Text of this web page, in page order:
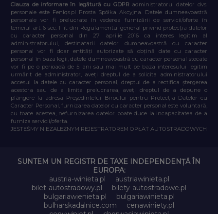
Clauza de informare în legătură cu GDPR administratorul datelor dvs.
personale este Feniqs.pl Prosta Spółka Akcyjna. Datele dumneavoastră
personale vor fi prelucrate în vederea furnizării de servicii/oferte în
temeiul art. 6 sec. 1 lit. din Regulamentul general privind protecția datelor
cu caracter personal din 27 aprilie 2016 ca interes legitim al
administratorului, destinatarii datelor dumneavoastră cu caracter
personal vor fi doar entități autorizate să obțină date cu caracter
personal în baza legii, datele dumneavoastră cu caracter personal stocate
vor fi pe o perioadă de 5 ani sau mai mult pe baza interesului legitim
urmărit de administrator, aveți dreptul de a solicita administratorului
accesul la datele cu caracter personal, dreptul de a rectifica ștergerea
acestora sau de a limita prelucrarea, aveți dreptul de a depune o
plângere la adresa Președintelui Biroului pentru Protecția Datelor cu
Caracter Personal, furnizarea datelor cu caracter personal este voluntară,
cu toate acestea, nefurnizarea datelor poate duce la incapacitatea de a
furniza servicii/oferta.
JESTEŚMY NIEZALEŻNYM REJESTRATOREM OPŁAT AUTOSTRADOWYCH
SUNTEM UN REGISTR DE TAXE INDEPENDENȚĂ ÎN
EUROPA:
austria-winieta.pl
austriawinieta.pl
bilet-autostradowy.pl
bilety-autostradowe.pl
bulgariawienieta.pl
bulgariawinieta.pl
bulharskadalnice.com
cenawiniety.pl